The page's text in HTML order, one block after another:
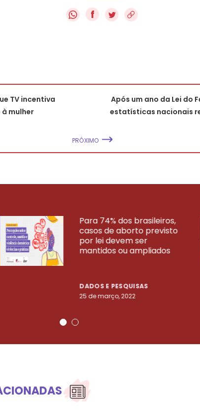
f
TV incentiva
mulher
Após um ano da Lei do
estatísticas nacionais
PRÓXIMO
Para 74% dos brasileiros,
casos de aborto previsto
por lei devem ser
mantidos ou ampliados
DADOS E PESQUISAS
25 de março, 2022
VEJA MAIS PESQUISAS